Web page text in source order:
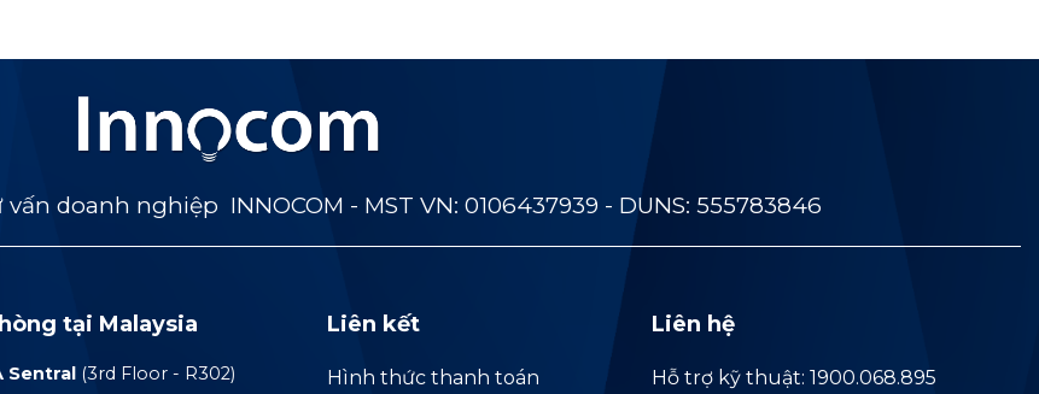
doanh nghiệp INNOCOM - MST VN: 0106437939 - DUNS: 555783846
tại Malaysia
Sentral (3rd Floor - R302)
Liên kết
Hình thức thanh toán
Liên hệ
Hỗ trợ kỹ thuật: 1900.068.895